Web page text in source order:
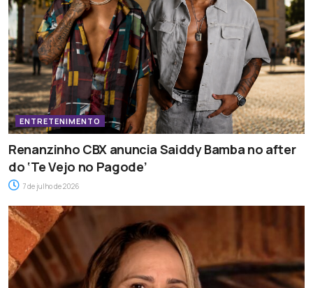
ENTRETENIMENTO
Renanzinho CBX anuncia Saiddy Bamba no after
do ‘Te Vejo no Pagode’
7 de julho de 2026